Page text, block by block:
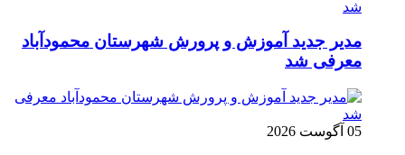
مدیر جدید آموزش و پرورش شهرستان محمودآباد
معرفی شد
05 آگوست 2026